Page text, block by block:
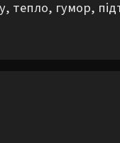
тепло, гумор,